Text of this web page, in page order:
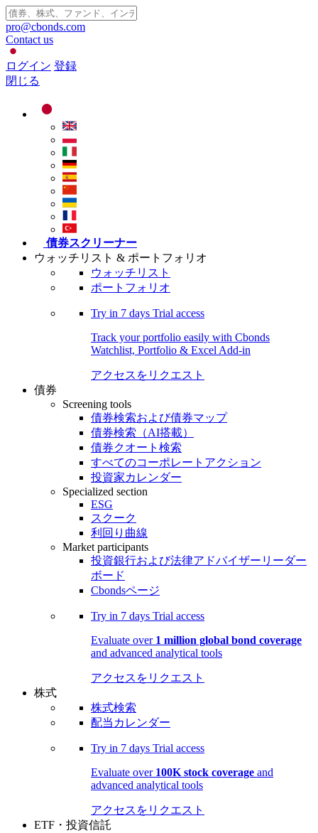
pro@cbonds.com
Contact us
ログイン 登録
閉じる
債券スクリーナー
ウォッチリスト & ポートフォリオ
ウォッチリスト
ポートフォリオ
Try in 7 days Trial access
Track your portfolio easily with Cbonds
Watchlist, Portfolio & Excel Add-in
アクセスをリクエスト
債券
Screening tools
債券検索および債券マップ
債券検索（AI搭載）
債券クオート検索
すべてのコーポレートアクション
投資家カレンダー
Specialized section
ESG
スクーク
利回り曲線
Market participants
投資銀行および法律アドバイザーリーダー
ボード
Cbondsページ
Try in 7 days Trial access
Evaluate over 1 million global bond coverage
and advanced analytical tools
アクセスをリクエスト
株式
株式検索
配当カレンダー
Try in 7 days Trial access
Evaluate over 100K stock coverage and
advanced analytical tools
アクセスをリクエスト
ETF・投資信託